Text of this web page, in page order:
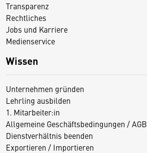
Transparenz
Rechtliches
Jobs und Karriere
Medienservice
Wissen
Unternehmen gründen
Lehrling ausbilden
1. Mitarbeiter:in
Allgemeine Geschäftsbedingungen / AGB
Dienstverhältnis beenden
Exportieren / Importieren